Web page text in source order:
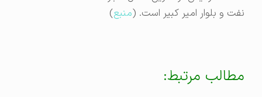
نفت و بلوار امیر کبیر است. (منبع)
مطالب مرتبط: